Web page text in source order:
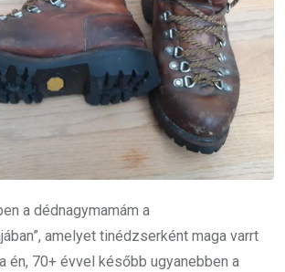
a dédnagymamám a
amelyet tinédzserként maga varrt
én, 70+ évvel később ugyanebben a